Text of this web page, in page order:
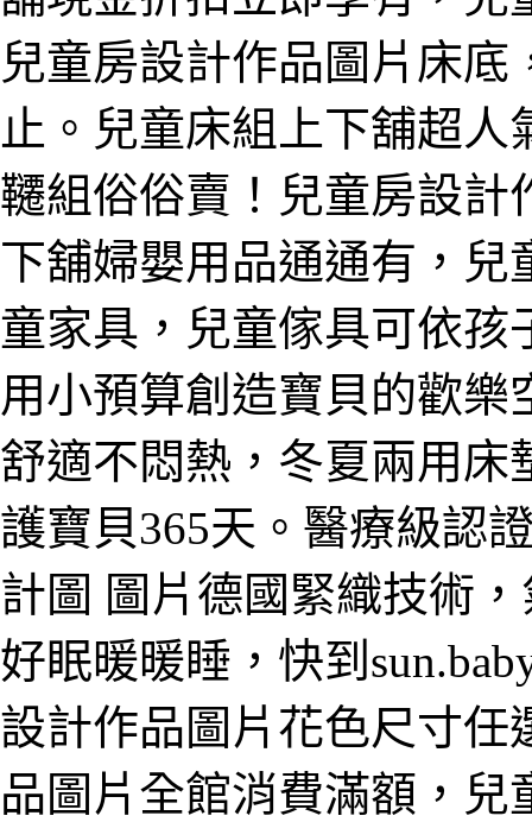
兒童房設計作品圖片床
止。兒童床組上下舖超
韆組俗俗賣！兒童房設計
下舖婦嬰用品通通有，
童家具，兒童傢具可依
用小預算創造寶貝的歡
舒適不悶熱，冬夏兩用床
護寶貝365天。醫療級認
計圖 圖片德國緊織技術
好眠暖暖睡，快到
設計作品圖片花色尺寸任
品圖片全館消費滿額，